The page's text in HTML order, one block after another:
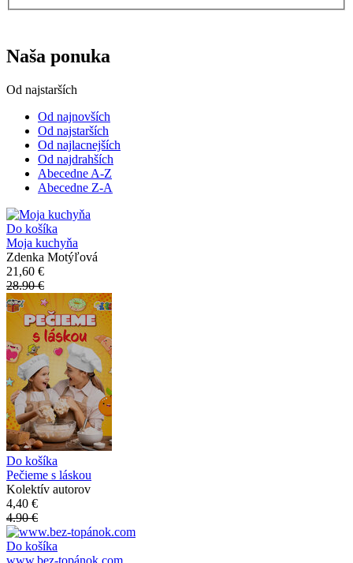
Naša ponuka
Od najstarších
Od najnovších
Od najstarších
Od najlacnejších
Od najdrahších
Abecedne A-Z
Abecedne Z-A
Do košíka
Moja kuchyňa
Zdenka Motýľová
21,60 €
28.90 €
Do košíka
Pečieme s láskou
Kolektív autorov
4,40 €
4.90 €
Do košíka